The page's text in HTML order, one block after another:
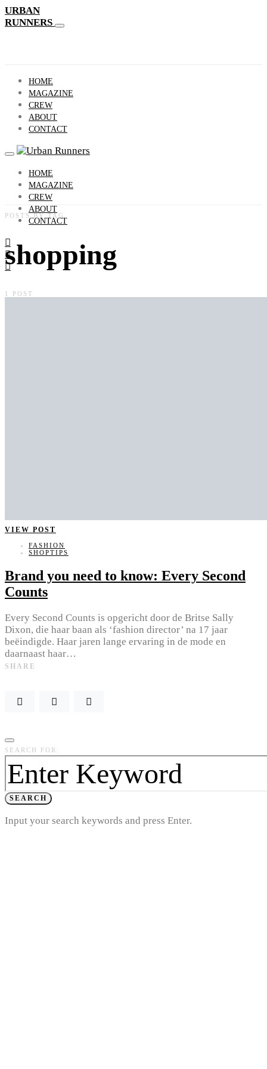
URBAN
RUNNERS
HOME
MAGAZINE
CREW
ABOUT
CONTACT
HOME
MAGAZINE
CREW
ABOUT
CONTACT
POSTS BY TAG
shopping
1 POST
VIEW POST
FASHION
SHOPTIPS
Brand you need to know: Every Second
Counts
Every Second Counts is opgericht door de Britse Sally
Dixon, die haar baan als ‘fashion director’ na 17 jaar
beëindigde. Haar jaren lange ervaring in de mode en
daarnaast haar…
SHARE
SEARCH FOR:
SEARCH
Input your search keywords and press Enter.